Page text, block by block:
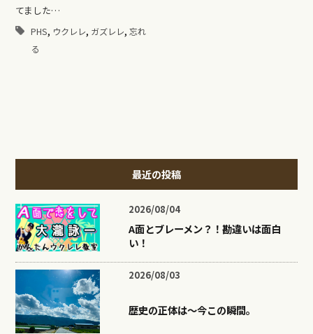
てました…
PHS, ウクレレ, ガズレレ, 忘れ
る
最近の投稿
2026/08/04
A面とブレーメン？！勘違いは面白
い！
2026/08/03
歴史の正体は〜今この瞬間。